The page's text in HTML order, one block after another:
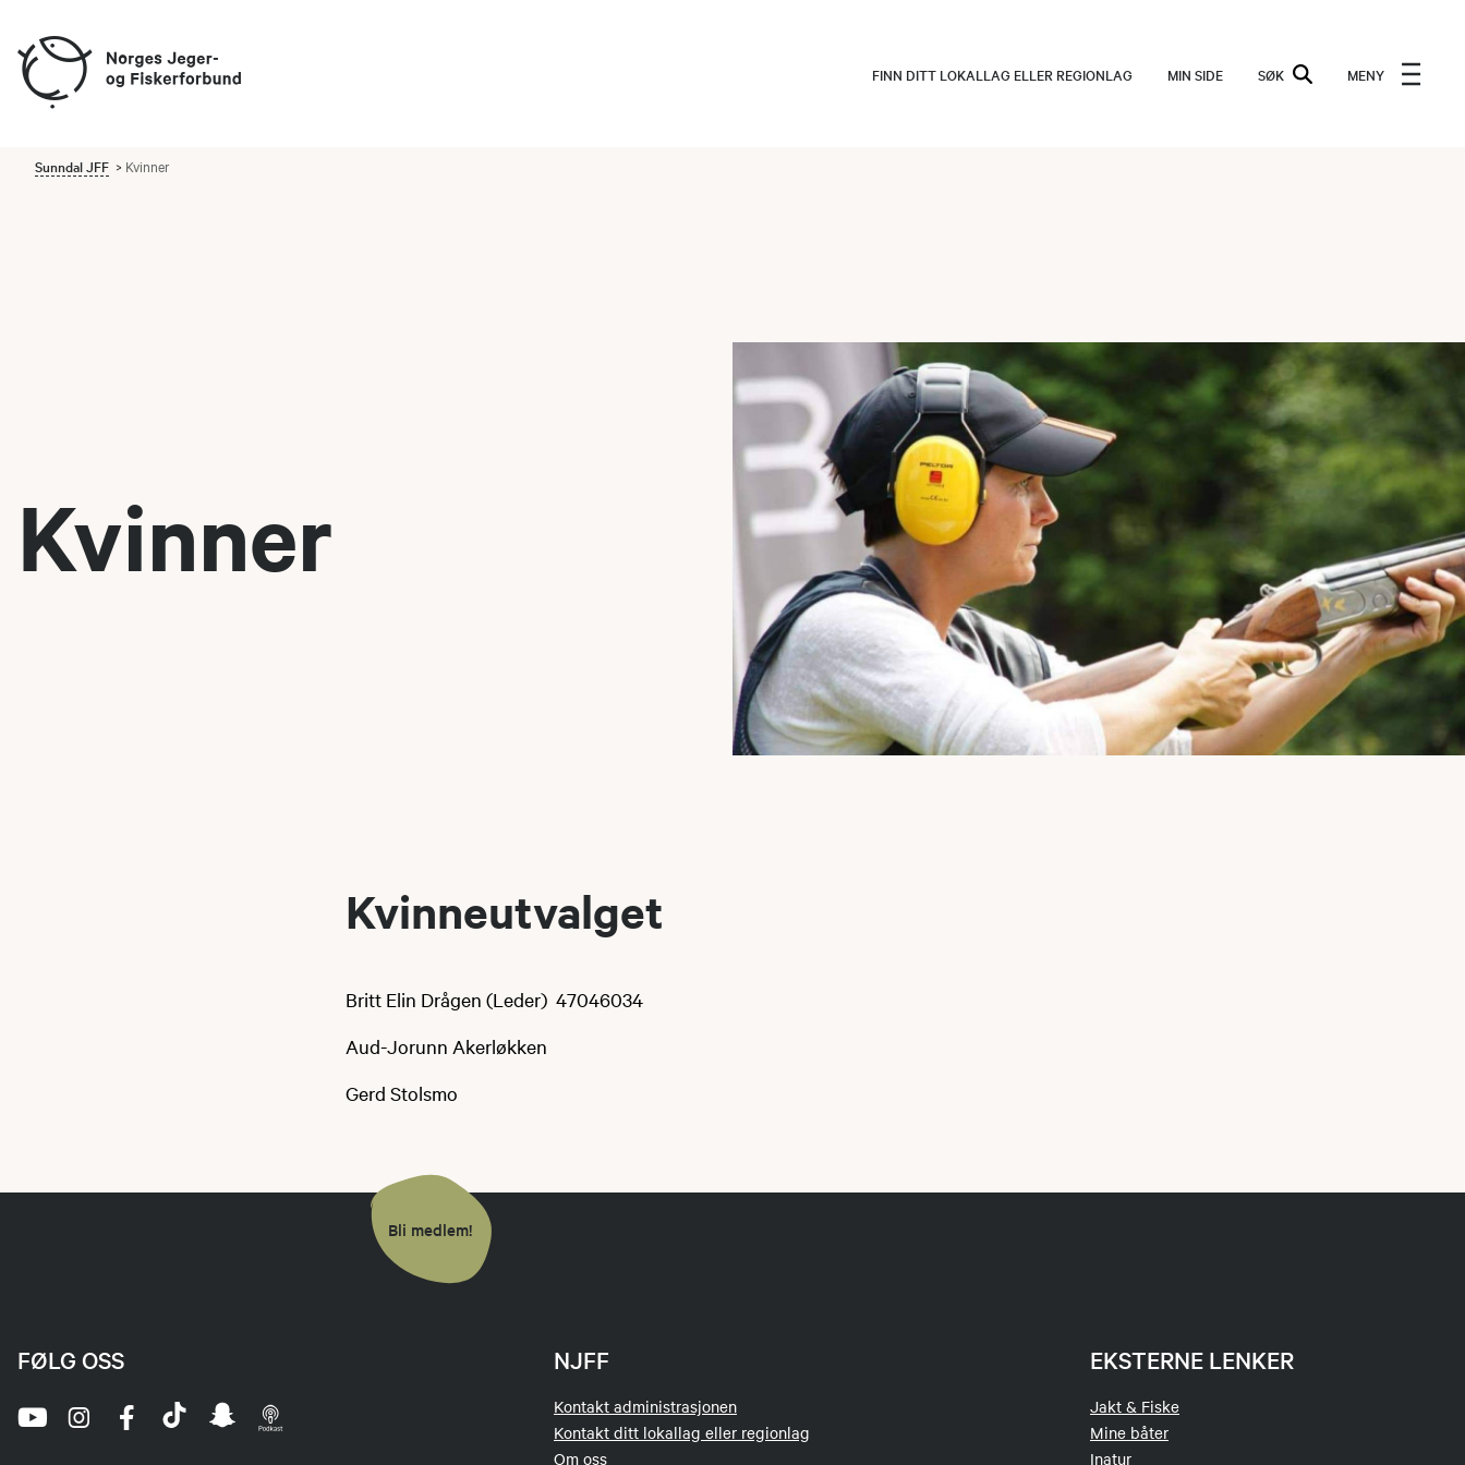
FINN DITT LOKALLAG ELLER REGIONLAG MIN SIDE SØK MENY
Sunndal JFF Kvinner
Kvinner
Kvinneutvalget
Britt Elin Drågen (Leder) 47046034
Aud-Jorunn Akerløkken
Gerd Stolsmo
Bli medlem!
NJFF
Kontakt administrasjonen
Kontakt ditt lokallag eller regionlag
Om oss
EKSTERNE LENKER
Jakt & Fiske
Mine båter
Inatur
FØLG OSS